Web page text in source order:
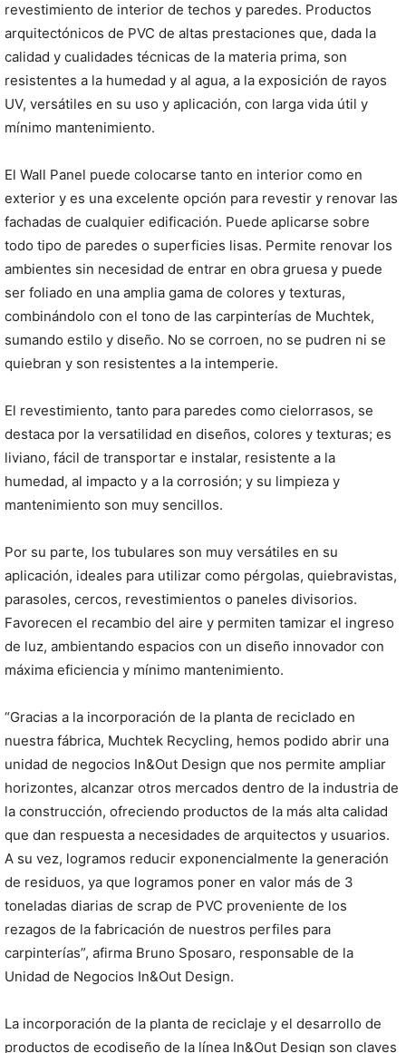
revestimiento de interior de techos y paredes. Productos
arquitectónicos de PVC de altas prestaciones que, dada la
calidad y cualidades técnicas de la materia prima, son
resistentes a la humedad y al agua, a la exposición de rayos
UV, versátiles en su uso y aplicación, con larga vida útil y
mínimo mantenimiento.
El Wall Panel puede colocarse tanto en interior como en
exterior y es una excelente opción para revestir y renovar las
fachadas de cualquier edificación. Puede aplicarse sobre
todo tipo de paredes o superficies lisas. Permite renovar los
ambientes sin necesidad de entrar en obra gruesa y puede
ser foliado en una amplia gama de colores y texturas,
combinándolo con el tono de las carpinterías de Muchtek,
sumando estilo y diseño. No se corroen, no se pudren ni se
quiebran y son resistentes a la intemperie.
El revestimiento, tanto para paredes como cielorrasos, se
destaca por la versatilidad en diseños, colores y texturas; es
liviano, fácil de transportar e instalar, resistente a la
humedad, al impacto y a la corrosión; y su limpieza y
mantenimiento son muy sencillos.
Por su parte, los tubulares son muy versátiles en su
aplicación, ideales para utilizar como pérgolas, quiebravistas,
parasoles, cercos, revestimientos o paneles divisorios.
Favorecen el recambio del aire y permiten tamizar el ingreso
de luz, ambientando espacios con un diseño innovador con
máxima eficiencia y mínimo mantenimiento.
“Gracias a la incorporación de la planta de reciclado en
nuestra fábrica, Muchtek Recycling, hemos podido abrir una
unidad de negocios In&Out Design que nos permite ampliar
horizontes, alcanzar otros mercados dentro de la industria de
la construcción, ofreciendo productos de la más alta calidad
que dan respuesta a necesidades de arquitectos y usuarios.
A su vez, logramos reducir exponencialmente la generación
de residuos, ya que logramos poner en valor más de 3
toneladas diarias de scrap de PVC proveniente de los
rezagos de la fabricación de nuestros perfiles para
carpinterías”, afirma Bruno Sposaro, responsable de la
Unidad de Negocios In&Out Design.
La incorporación de la planta de reciclaje y el desarrollo de
productos de ecodiseño de la línea In&Out Design son claves